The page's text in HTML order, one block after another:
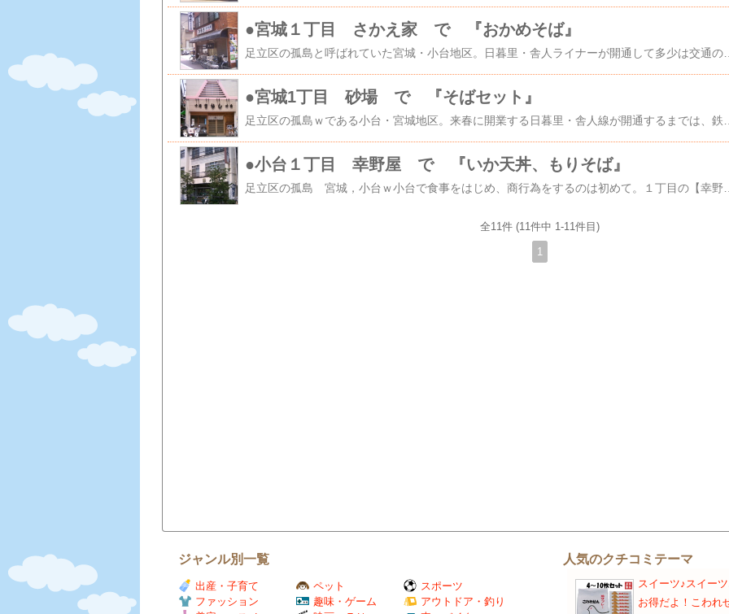
●宮城１丁目 さかえ家 で 『おかめそば』
足立区の孤島と呼ばれていた宮城・小台地区。日暮里・舎人ライナーが開通して多少は交通の便はよくなったかな？宮城１丁目にある【さかえ家】を初めて利用。【さかえ家】 足立区宮城1-13-10宮城には【さかえ家】と【砂場】の２軒のおそば屋さんがあり、結構近い。過去の”まちｂｂｓ”におそば屋さんの話題が載り、人気は拮抗しているみたい。１１時半に店に入ったが、すぐに客でいっぱい。店の人の威勢がいいし、お客さんとのやりとりもすがすがしい。客は近所の工場・運輸業者の人が多いみたい。『おかめそば』\550をいただいた。具は寂しい。油揚げ、麩、かまぼこ、なると、豚肉。が、味はいい。庶民的おそば屋さんの味なんだけどおいしいね。全体的に値段が安めで良心的。まちｂｂｓでの評判もよかったし。『カレー南ばん』の大盛りを注文したお客さんがいたが、丼がでっかい。まわりの人たちも「すげぇ～」って驚いていたｗ☆。・。・゜★。・。・゜☆ お ま け 。・。・゜★。・。・☆・。・゜★。一昨日、”みそカレー牛乳ラーメンを青森名物に、５店舗が普及会”という記事を読んでいた。たまたま千住新橋を通ったときに思い出し、「そうだ、あの店で季節限定のラーメンを食べておこう！」と思って訪れた。【菊や】 千住大川町10-3 アイスクリームラーメンの紹介ブログ１、紹介ブログ２いろいろな変わりラーメンがあるけど詳細は紹介ブログをお読みください。爆笑しますｗ以前、『コーヒー牛乳ラーメン』を食べたことがあるが、今回は『アイスクリームラーメン』\850コーン付きのアイスクリームは２つに割って冷やしラーメンに乗せている。おいしいｗ溶けたアイスクリームと濃厚な味のスープ、そして麺との絶妙なハーモニー♪ゆで卵とチャーシューがマッチしてない感じがした。冷麺だとチャーシューの脂が固まっておいしくない。代わりにマグロの刺身なんてどうだろう？ｗ
●宮城1丁目 砂場 で 『そばセット』
●小台１丁目 幸野屋 で 『いか天丼、もりそば』
全11件 (11件中 1-11件目)
1
ジャンル別一覧
出産・子育て
ファッション
ペット
趣味・ゲーム
スポーツ
アウトドア・釣り
人気のクチコミテーマ
スイーツ♪スイー
お得だよ！こわれ